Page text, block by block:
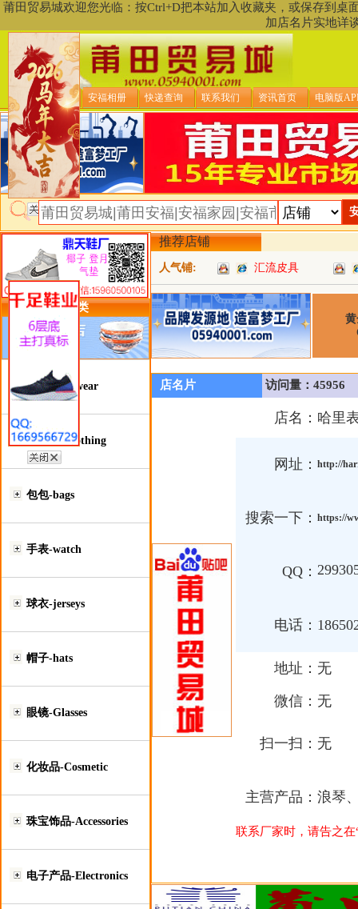
莆田贸易城欢迎您光临：按Ctrl+D把本站加入收藏夹，或保存到
加店名片实地详
贸易城首页 安福相册 快递查询 联系我们 资讯首页 电脑版
类目详细分类
鞋类-Footwear
服装类-Clothing
包包-bags
手表-watch
球衣-jerseys
帽子-hats
眼镜-Glasses
化妆品-Cosmetic
珠宝饰品-Accessories
电子产品-Electronics
推荐店铺
人气铺: 汇流皮具
店名片 访问量：45956
店名： 哈里
网址： http://
搜索一下： https://
QQ：
电话：
地址： 无
微信： 无
扫一扫： 无
主营产品： 浪琴
联系厂家时，请告之